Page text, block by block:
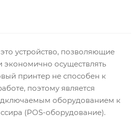
устройство, позволяющие
экономично осуществлять
принтер не способен к
поэтому является
оборудованием к
(POS-оборудование).